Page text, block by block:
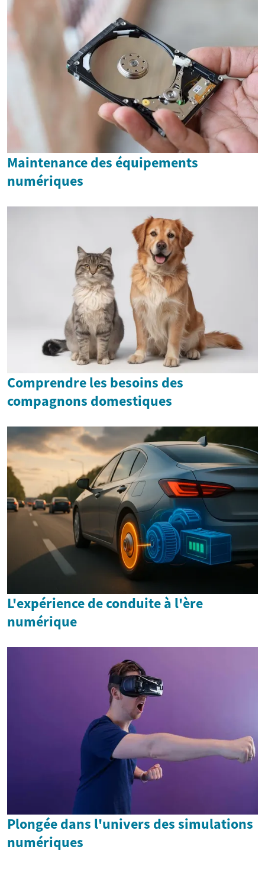
Maintenance des équipements
numériques
Comprendre les besoins des
compagnons domestiques
L'expérience de conduite à l'ère
numérique
Plongée dans l'univers des simulations
numériques